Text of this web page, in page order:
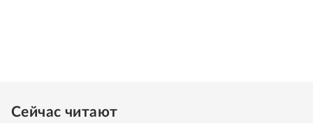
Сейчас читают